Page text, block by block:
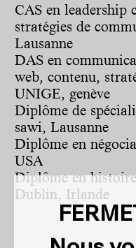
CAS en leadership
stratégies de
Lausanne
DAS en
web, contenu,
UNIGE, genève
Diplôme de
sawi, Lausanne
Diplôme en
USA
Diplôme en
Dublin, Irlande